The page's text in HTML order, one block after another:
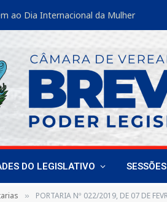
ao Dia Internacional da Mulher
DO LEGISLATIVO SESSÕES
» PORTARIA Nº 022/2019, DE 07 DE